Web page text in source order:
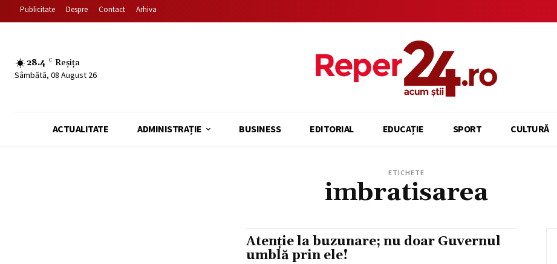
Publicitate Despre Contact Arhiva
28.4 C Reșița
Sâmbătă, 08 August 26
ACTUALITATE ADMINISTRAȚIE BUSINESS EDITORIAL EDUCAȚIE SPORT CULTURĂ
ETICHETE
imbratisarea
Atenție la buzunare; nu doar Guvernul
umblă prin ele!